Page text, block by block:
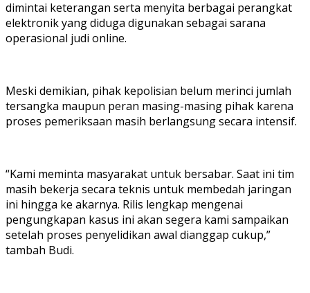
dimintai keterangan serta menyita berbagai perangkat
elektronik yang diduga digunakan sebagai sarana
operasional judi online.
Meski demikian, pihak kepolisian belum merinci jumlah
tersangka maupun peran masing-masing pihak karena
proses pemeriksaan masih berlangsung secara intensif.
“Kami meminta masyarakat untuk bersabar. Saat ini tim
masih bekerja secara teknis untuk membedah jaringan
ini hingga ke akarnya. Rilis lengkap mengenai
pengungkapan kasus ini akan segera kami sampaikan
setelah proses penyelidikan awal dianggap cukup,”
tambah Budi.